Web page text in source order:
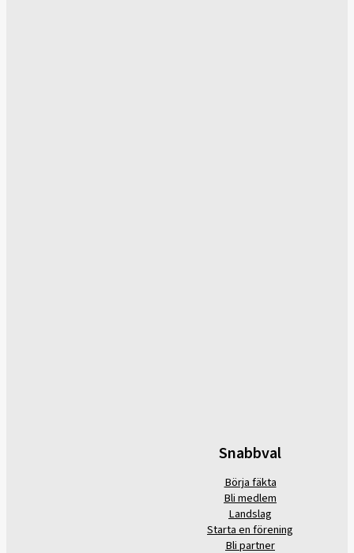
Snabbval
Börja fäkta
Bli medlem
Landslag
Starta en förening
Bli partner